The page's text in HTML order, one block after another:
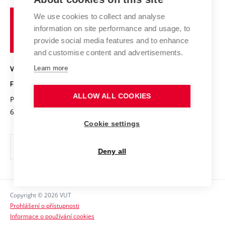
Pracovní nabídky
Den chemie
Chemici z VUT
Stipendia
Studijní předpisy
Projekty
Úspěchy a ocenění
Konference a soutěže
Kvalifikační řízení
Fórum Chemistry and Life
Střední školy a FCH
Popularizace vědy
Organizační struktura
Historie fakulty
Kalendář akcí
Fotogalerie
Absolventi
Reklamní předměty
Fakultní časopis
Ochrana osobních údajů
Kontakty
Vysoké
učení
technické
v
VYSOKÉ UČENÍ TECHNICKÉ V BRNĚ
FAKULTA CHEMICKÁ
Purkyňova 464/118
612 00 Brno
www.fch.vut.cz
Copyright © 2026 VUT
Prohlášení o přístupnosti
Informace o používání cookies
We use cookies to collect and analyse
information on site performance and usage, to
provide social media features and to enhance
and customise content and advertisements.
Learn more
ALLOW ALL COOKIES
Cookie settings
Deny all